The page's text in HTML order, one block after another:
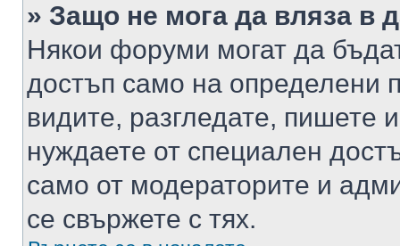
» Защо не мога да вляза в
Някои форуми могат да
достъп само на определени
видите, разгледате, пишете
нуждаете от специален
само от модераторите и
се свържете с тях.